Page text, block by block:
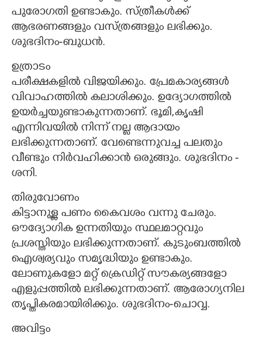
പുരോഗതി ഉണ്ടാകും. സ്ത്രീകൾക്ക്
ആഭരണങ്ങളും വസ്ത്രങ്ങളും ലഭിക്കും.
ശുഭദിനം-ബുധൻ.
ഉത്രാടം
പരീക്ഷകളിൽ വിജയിക്കും. പ്രേമകാര്യങ്ങൾ
വിവാഹത്തിൽ കലാശിക്കും. ഉദ്യോഗത്തിൽ
ഉയർച്ചയുണ്ടാകുന്നതാണ്. ഭൂമി,കൃഷി
എന്നിവയിൽ നിന്ന് നല്ല ആദായം
ലഭിക്കുന്നതാണ്. വേണ്ടെന്നുവച്ച പലതും
വീണ്ടും നിർവഹിക്കാൻ ഒരുങ്ങും. ശുഭദിനം -
ശനി.
തിരുവോണം
കിട്ടാനുള്ള പണം കൈവശം വന്നു ചേരും.
ഔദ്യോഗിക ഉന്നതിയും സ്ഥലമാറ്റവും
പ്രശസ്തിയും ലഭിക്കുന്നതാണ്. കുടുംബത്തിൽ
ഐശ്വര്യവും സമൃദ്ധിയും ഉണ്ടാകും.
ലോണുകളോ മറ്റ് ക്രെഡിറ്റ് സൗകര്യങ്ങളോ
എളുപ്പത്തിൽ ലഭിക്കുന്നതാണ്. ആരോഗ്യനില
തൃപ്തികരമായിരിക്കും. ശുഭദിനം-ചൊവ്വ.
അവിട്ടം